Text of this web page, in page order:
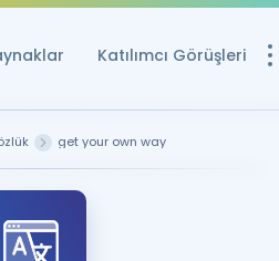
Katılımcı Görüşleri
Ücretsiz
YDS ve YÖKDİL
get your own way